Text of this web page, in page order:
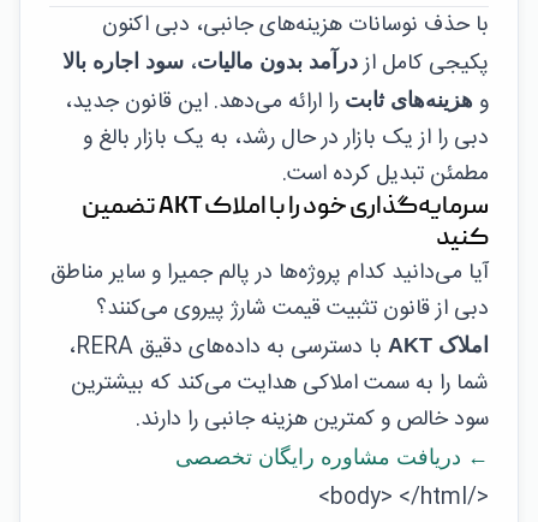
با حذف نوسانات هزینه‌های جانبی، دبی اکنون
پکیجی کامل از درآمد بدون مالیات، سود اجاره بالا
و هزینه‌های ثابت را ارائه می‌دهد. این قانون جدید،
دبی را از یک بازار در حال رشد، به یک بازار بالغ و
مطمئن تبدیل کرده است.
سرمایه‌گذاری خود را با املاک AKT تضمین
کنید
آیا می‌دانید کدام پروژه‌ها در پالم جمیرا و سایر مناطق
دبی از قانون تثبیت قیمت شارژ پیروی می‌کنند؟
املاک AKT
با دسترسی به داده‌های دقیق RERA،
شما را به سمت املاکی هدایت می‌کند که بیشترین
سود خالص و کمترین هزینه جانبی را دارند.
← دریافت مشاوره رایگان تخصصی
</body> </html>